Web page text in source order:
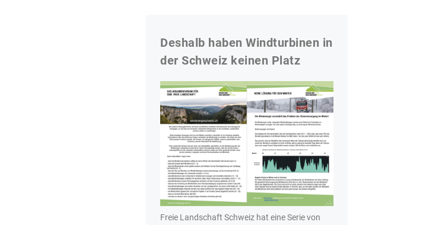
Deshalb haben Windturbinen in
der Schweiz keinen Platz
Freie Landschaft Schweiz hat eine Serie von